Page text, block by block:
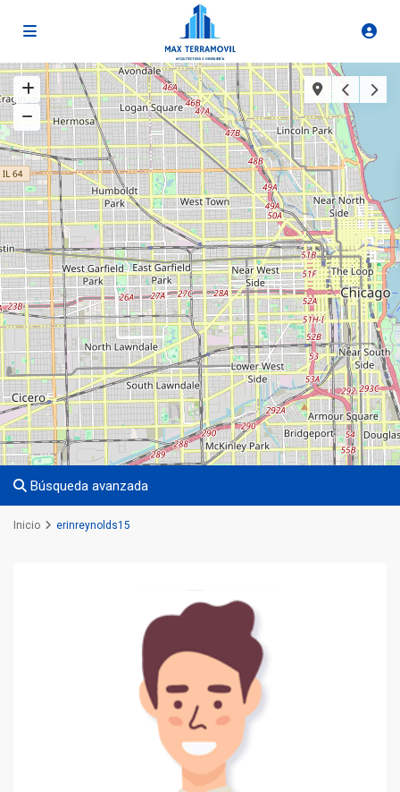
Búsqueda avanzada
Inicio erinreynolds15